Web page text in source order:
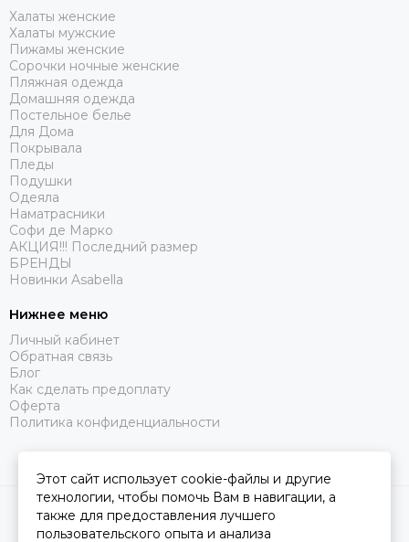
Халаты женские
Халаты мужские
Пижамы женские
Сорочки ночные женские
Пляжная одежда
Домашняя одежда
Постельное белье
Для Дома
Покрывала
Пледы
Подушки
Одеяла
Наматрасники
Софи де Марко
АКЦИЯ!!! Последний размер
БРЕНДЫ
Новинки Asabella
Нижнее меню
Личный кабинет
Обратная связь
Блог
Как сделать предоплату
Оферта
Политика конфиденциальности
2026 © Царство Сна.Карта сайта
Этот сайт использует cookie-файлы и другие
технологии, чтобы помочь Вам в навигации, а
также для предоставления лучшего
пользовательского опыта и анализа